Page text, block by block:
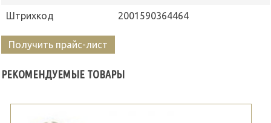
Штрихкод
2001590364464
Получить прайс-лист
РЕКОМЕНДУЕМЫЕ ТОВАРЫ